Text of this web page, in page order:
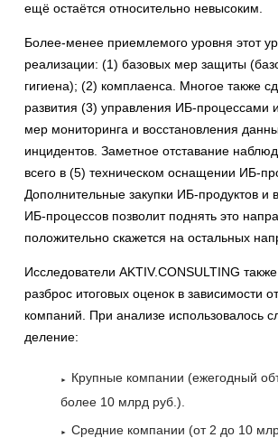
ещё остаётся относительно невысоким.
Более-менее приемлемого уровня этот
реализации: (1) базовых мер защиты
гигиена); (2) комплаенса. Многое также
развития (3) управления ИБ-процессами
мер мониторинга и восстановления
инцидентов. Заметное отставание
всего в (5) техническом оснащении ИБ-
Дополнительные закупки ИБ-продуктов и
ИБ-процессов позволит поднять это
положительно скажется на остальных
Исследователи AKTIV.CONSULTING
разброс итоговых оценок в зависимости
компаний. При анализе использовалось
деление:
Крупные компании (ежегодный
более 10 млрд руб.).
Средние компании (от 2 до 10